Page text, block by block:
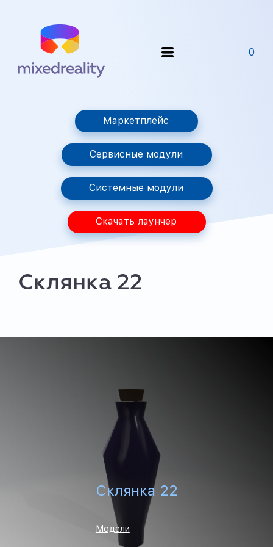
0
Маркетплейс
Сервисные модули
Системные модули
Скачать лаунчер
Склянка 22
Склянка 22
Модели